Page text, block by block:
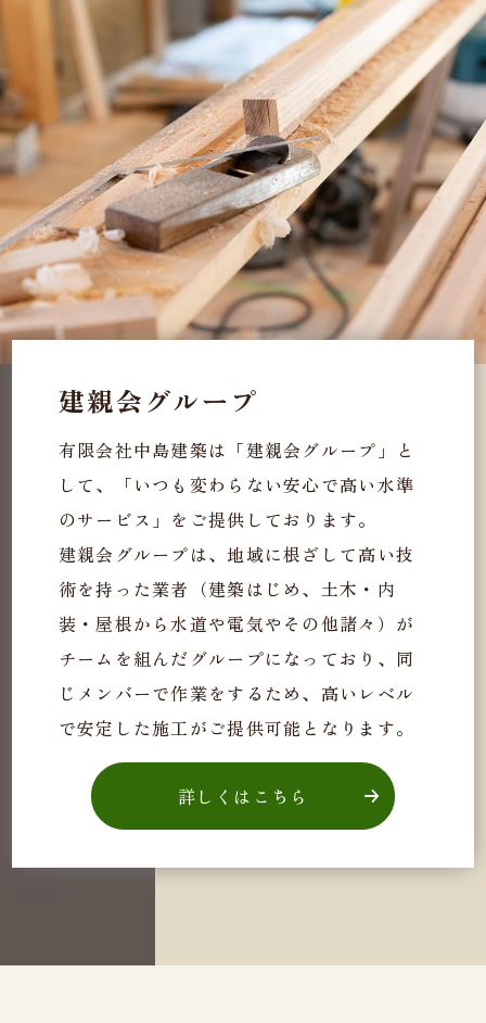
建親会グループ
有限会社中島建築は「建親会グループ」と
して、「いつも変わらない安心で高い水準
のサービス」をご提供しております。
建親会グループは、地域に根ざして高い技
術を持った業者（建築はじめ、土木・内
装・屋根から水道や電気やその他諸々）が
チームを組んだグループになっており、同
じメンバーで作業をするため、高いレベル
で安定した施工がご提供可能となります。
詳しくはこちら